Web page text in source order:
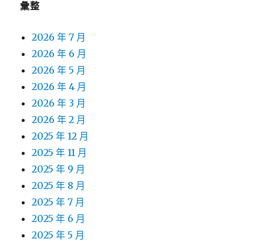
彙整
2026 年 7 月
2026 年 6 月
2026 年 5 月
2026 年 4 月
2026 年 3 月
2026 年 2 月
2025 年 12 月
2025 年 11 月
2025 年 9 月
2025 年 8 月
2025 年 7 月
2025 年 6 月
2025 年 5 月